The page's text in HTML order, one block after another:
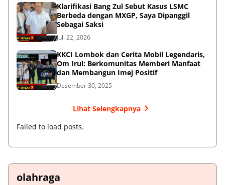
Klarifikasi Bang Zul Sebut Kasus LSMC
Berbeda dengan MXGP, Saya Dipanggil
Sebagai Saksi
Juli 22, 2026
KKCI Lombok dan Cerita Mobil Legendaris,
Om Irul: Berkomunitas Memberi Manfaat
dan Membangun Imej Positif
Desember 30, 2025
Lihat Selengkapnya
Failed to load posts.
olahraga